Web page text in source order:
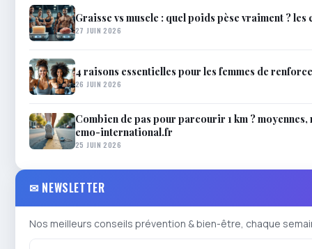
Graisse vs muscle : quel poids pèse vraiment ?
27 JUIN 2026
4 raisons essentielles pour les femmes de
26 JUIN 2026
Combien de pas pour parcourir 1 km ?
emo-international.fr
25 JUIN 2026
✉ NEWSLETTER
Nos meilleurs conseils prévention & bien-être, chaque